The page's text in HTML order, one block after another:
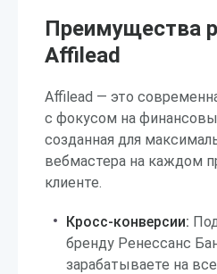
Преимущества
Affilead
Affilead — это
с фокусом на
созданная для
вебмастера на каждом
клиенте.
Кросс-конверсии:
бренду Ренессанс
зарабатываете на